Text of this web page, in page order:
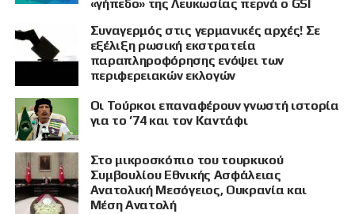
«γήπεδο» της Λευκωσίας περνά ο GSI
Συναγερμός στις γερμανικές αρχές! Σε
εξέλιξη ρωσική εκστρατεία
παραπληροφόρησης ενόψει των
περιφερειακών εκλογών
Οι Τούρκοι επαναφέρουν γνωστή ιστορία
για το ’74 και τον Καντάφι
Στο μικροσκόπιο του τουρκικού
Συμβουλίου Εθνικής Ασφάλειας
Ανατολική Μεσόγειος, Ουκρανία και
Μέση Ανατολή